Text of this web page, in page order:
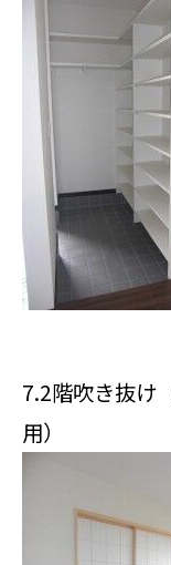
7.2階吹き抜け
用）